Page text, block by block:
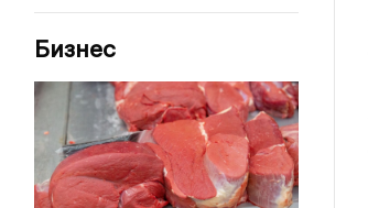
Бизнес